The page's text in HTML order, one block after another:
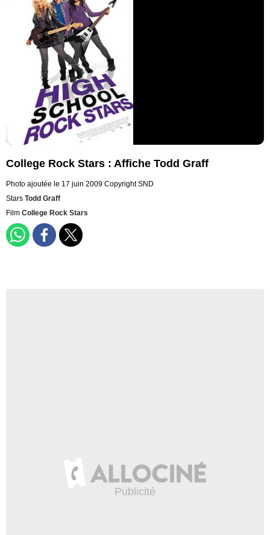
College Rock Stars : Affiche Todd Graff
Photo ajoutée le 17 juin 2009 Copyright SND
Stars Todd Graff
Film College Rock Stars